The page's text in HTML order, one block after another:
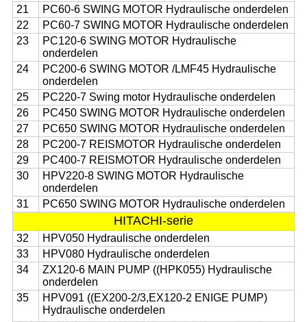
21
PC60-6 SWING MOTOR Hydraulische onderdelen
22
PC60-7 SWING MOTOR Hydraulische onderdelen
23
PC120-6 SWING MOTOR Hydraulische
onderdelen
24
PC200-6 SWING MOTOR /LMF45 Hydraulische
onderdelen
25
PC220-7 Swing motor Hydraulische onderdelen
26
PC450 SWING MOTOR Hydraulische onderdelen
27
PC650 SWING MOTOR Hydraulische onderdelen
28
PC200-7 REISMOTOR Hydraulische onderdelen
29
PC400-7 REISMOTOR Hydraulische onderdelen
30
HPV220-8 SWING MOTOR Hydraulische
onderdelen
31
PC650 SWING MOTOR Hydraulische onderdelen
HITACHI-serie
32
HPV050 Hydraulische onderdelen
33
HPV080 Hydraulische onderdelen
34
ZX120-6 MAIN PUMP ((HPK055) Hydraulische
onderdelen
35
HPV091 ((EX200-2/3,EX120-2 ENIGE PUMP)
Hydraulische onderdelen